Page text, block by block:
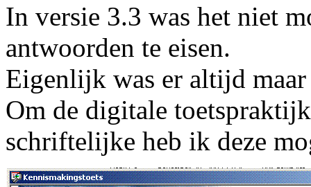
In versie 3.3 was het niet
antwoorden te eisen.
Eigenlijk was er altijd
Om de digitale
schriftelijke heb ik deze